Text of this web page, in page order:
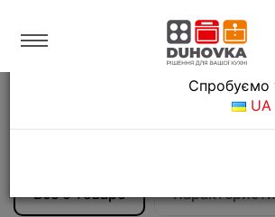
Мойки и смесители
Кухонная мойка Fabiano
Все о товаре
Язык магазина
Спробуємо
UA